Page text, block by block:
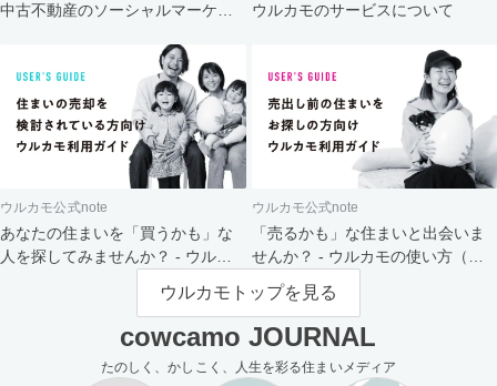
中古不動産のソーシャルマーケッ
ウルカモのサービスについて
ウルカモ公式note
あなたの住まいを「買うかも」な
人を探してみませんか？ - ウルカ
ウルカモ公式note
「売るかも」な住まいと出会いま
せんか？ - ウルカモの使い方（買
主さま向け）
ウルカモトップを見る
cowcamo JOURNAL
たのしく、かしこく、人生を彩る住まいメディア